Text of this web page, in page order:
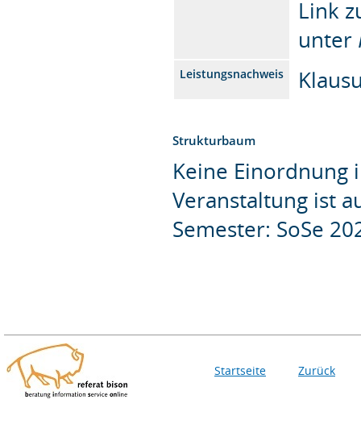
Link
unter
Leistungsnachweis
Strukturbaum
Keine Einordnung
Veranstaltung ist
Semester: SoSe
Startseite Zurück